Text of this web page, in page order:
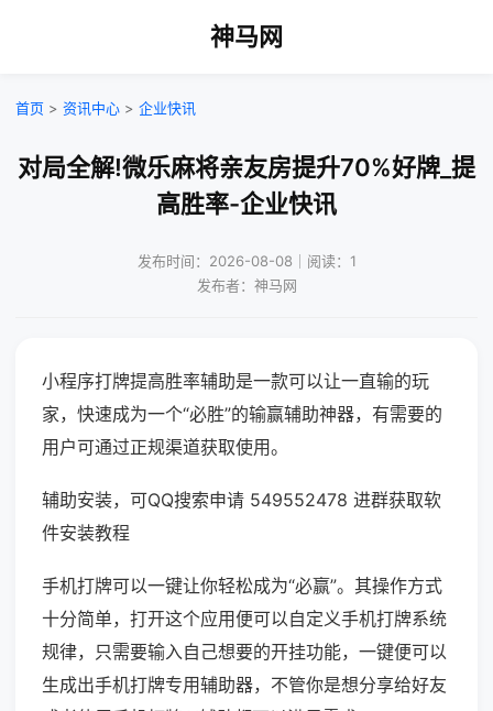
神马网
首页 > 资讯中心 > 企业快讯
对局全解!微乐麻将亲友房提升70%好牌_提
高胜率-企业快讯
发布时间：2026-08-08｜阅读：1
发布者：神马网
小程序打牌提高胜率辅助是一款可以让一直输的玩
家，快速成为一个“必胜”的输赢辅助神器，有需要的
用户可通过正规渠道获取使用。
辅助安装，可QQ搜索申请 549552478 进群获取软
件安装教程
手机打牌可以一键让你轻松成为“必赢”。其操作方式
十分简单，打开这个应用便可以自定义手机打牌系统
规律，只需要输入自己想要的开挂功能，一键便可以
生成出手机打牌专用辅助器，不管你是想分享给好友